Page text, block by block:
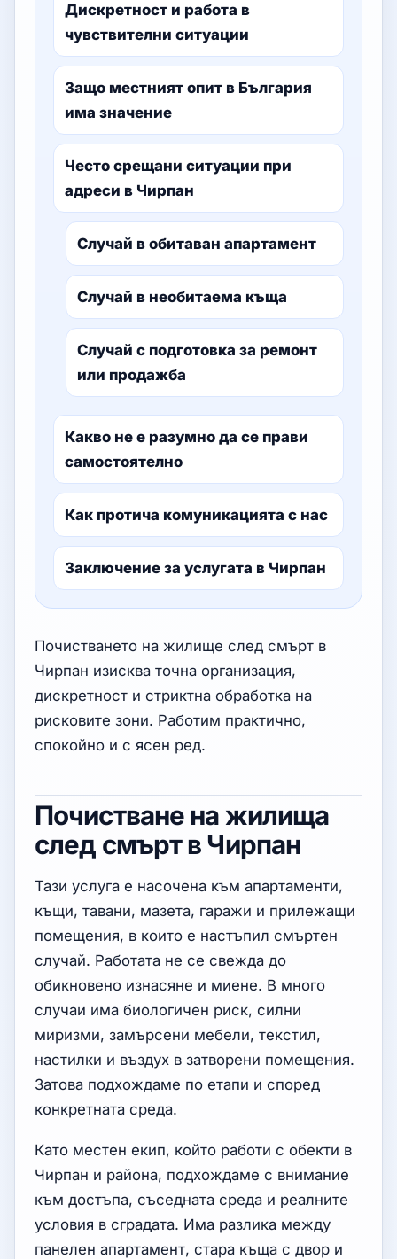
Дискретност и работа в
чувствителни ситуации
Защо местният опит в България
има значение
Често срещани ситуации при
адреси в Чирпан
Случай в обитаван апартамент
Случай в необитаема къща
Случай с подготовка за ремонт
или продажба
Какво не е разумно да се прави
самостоятелно
Как протича комуникацията с нас
Заключение за услугата в Чирпан
Почистването на жилище след смърт в
Чирпан изисква точна организация,
дискретност и стриктна обработка на
рисковите зони. Работим практично,
спокойно и с ясен ред.
Почистване на жилища
след смърт в Чирпан
Тази услуга е насочена към апартаменти,
къщи, тавани, мазета, гаражи и прилежащи
помещения, в които е настъпил смъртен
случай. Работата не се свежда до
обикновено изнасяне и миене. В много
случаи има биологичен риск, силни
миризми, замърсени мебели, текстил,
настилки и въздух в затворени помещения.
Затова подхождаме по етапи и според
конкретната среда.
Като местен екип, който работи с обекти в
Чирпан и района, подхождаме с внимание
към достъпа, съседната среда и реалните
условия в сградата. Има разлика между
панелен апартамент, стара къща с двор и